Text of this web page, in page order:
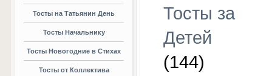
Тосты на Татьянин День
Тосты Начальнику
Тосты Новогодние в Стихах
Тосты от Коллектива
Тосты за
Детей
(144)